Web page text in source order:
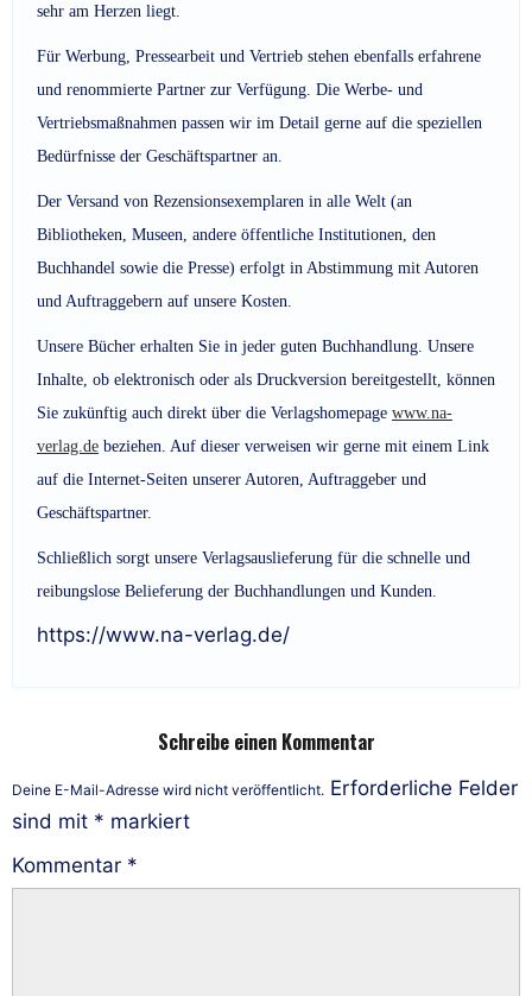
sehr am Herzen liegt.
Für Werbung, Pressearbeit und Vertrieb stehen ebenfalls erfahrene
und renommierte Partner zur Verfügung. Die Werbe- und
Vertriebsmaßnahmen passen wir im Detail gerne auf die speziellen
Bedürfnisse der Geschäftspartner an.
Der Versand von Rezensionsexemplaren in alle Welt (an
Bibliotheken, Museen, andere öffentliche Institutionen, den
Buchhandel sowie die Presse) erfolgt in Abstimmung mit Autoren
und Auftraggebern auf unsere Kosten.
Unsere Bücher erhalten Sie in jeder guten Buchhandlung. Unsere
Inhalte, ob elektronisch oder als Druckversion bereitgestellt, können
Sie zukünftig auch direkt über die Verlagshomepage www.na-
verlag.de beziehen. Auf dieser verweisen wir gerne mit einem Link
auf die Internet-Seiten unserer Autoren, Auftraggeber und
Geschäftspartner.
Schließlich sorgt unsere Verlagsauslieferung für die schnelle und
reibungslose Belieferung der Buchhandlungen und Kunden.
https://www.na-verlag.de/
Schreibe einen Kommentar
Deine E-Mail-Adresse wird nicht veröffentlicht. Erforderliche Felder
sind mit * markiert
Kommentar *